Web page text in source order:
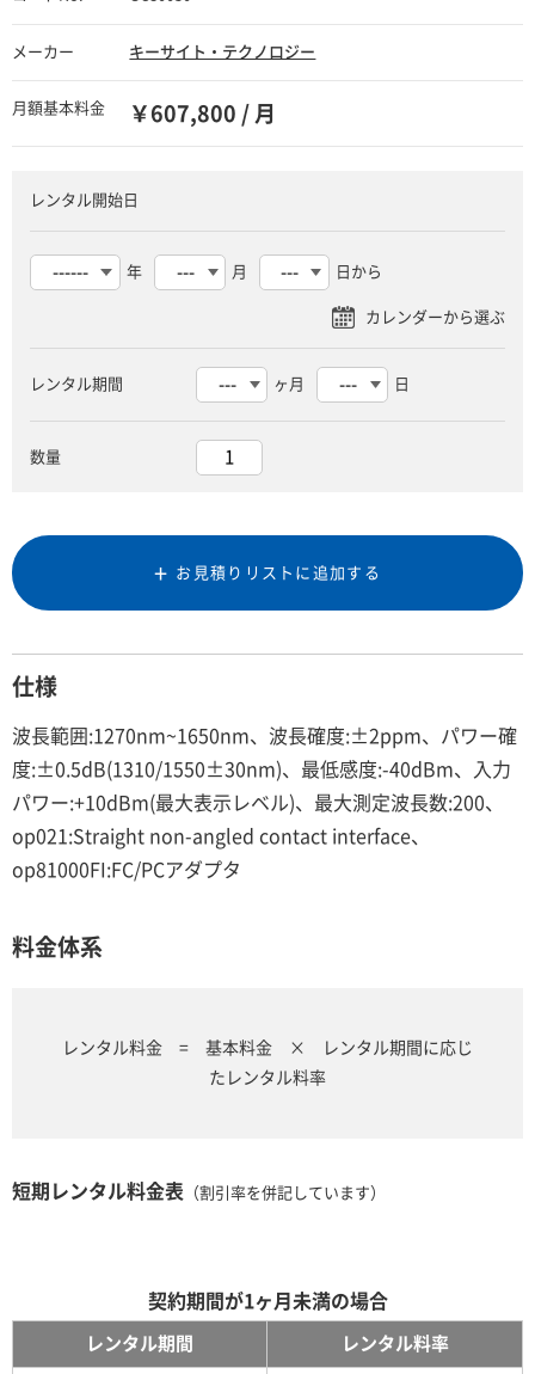
メーカー キーサイト・テクノロジー
月額基本料金 ￥607,800 / 月
レンタル開始日
年 月 日から
レンタル期間 ヶ月 日
数量
お見積りリストに追加する
仕様
波長範囲:1270nm~1650nm、波長確度:±2ppm、パワー確
度:±0.5dB(1310/1550±30nm)、最低感度:-40dBm、入力
パワー:+10dBm(最大表示レベル)、最大測定波長数:200、
op021:Straight non-angled contact interface、
op81000FI:FC/PCアダプタ
料金体系
レンタル料金 = 基本料金 × レンタル期間に応じ
たレンタル料率
短期レンタル料金表 （割引率を併記しています）
契約期間が1ヶ月未満の場合
レンタル期間 レンタル料率